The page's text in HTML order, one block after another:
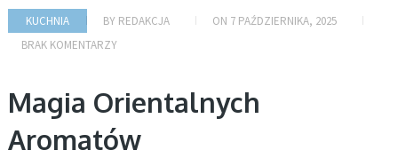
KUCHNIA BY REDAKCJA ON 7 PAŹDZIERNIKA, 2025
BRAK KOMENTARZY
Magia Orientalnych
Aromatów